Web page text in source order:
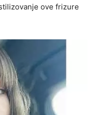
ove frizure